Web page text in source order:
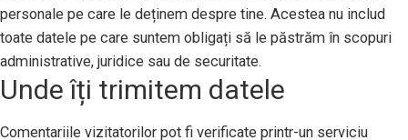
personale pe care le deținem despre tine. Acestea nu includ
toate datele pe care suntem obligați să le păstrăm în scopuri
administrative, juridice sau de securitate.
Unde îți trimitem datele
Comentariile vizitatorilor pot fi verificate printr-un serviciu